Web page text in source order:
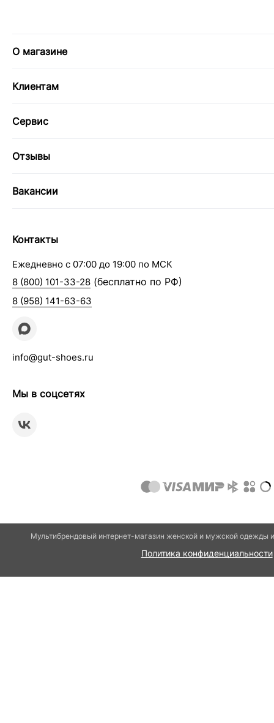
О магазине
Клиентам
Сервис
Отзывы
Вакансии
Контакты
Ежедневно с 07:00 до 19:00 по МСК
8 (800) 101-33-28 (бесплатно по РФ)
8 (958) 141-63-63
info@gut-shoes.ru
Мы в соцсетях
Мультибрендовый интернет-магазин женской и мужской
Политика конфиденциальности